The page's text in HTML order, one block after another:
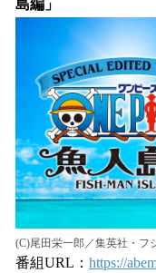
島編」
(C)尾田栄一郎／集英社・フ
番組URL： https://